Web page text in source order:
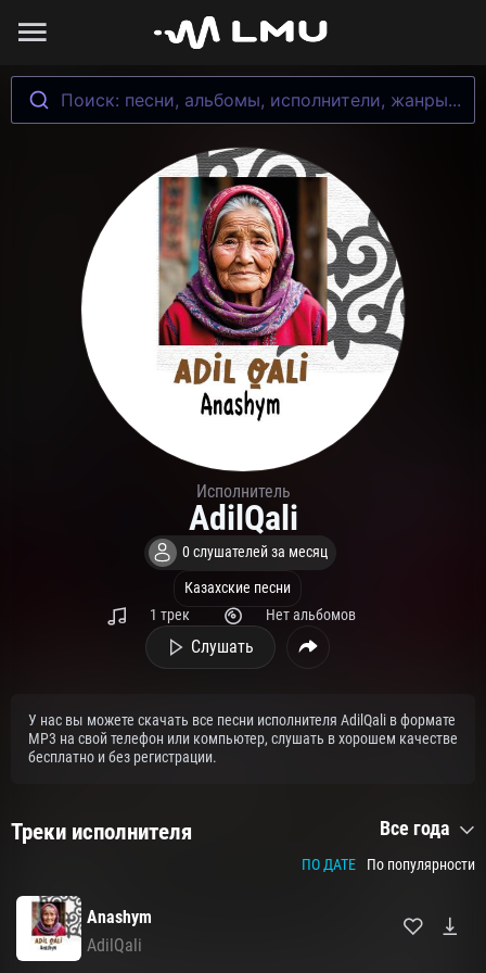
Поиск: песни, альбомы, исполнители, жанры...
Исполнитель
AdilQali
0 слушателей за месяц
Казахские песни
1 трек
Нет альбомов
Слушать
У нас вы можете скачать все песни исполнителя AdilQali в формате
MP3 на свой телефон или компьютер, слушать в хорошем качестве
бесплатно и без регистрации.
Треки исполнителя Все года
ПО ДАТЕ По популярности
Anashym
AdilQali